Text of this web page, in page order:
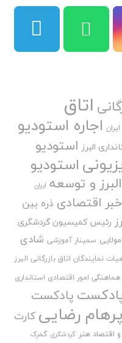
اتاق
اجاره استودیو
البرز استودیو
استودیو
البرز و توسعه ایران
خبر اقتصادی ذره بین
رئیس کمیسیون گردشگری
سمینار آموزشی شادی
نمایندگان اتاق بازرگانی البرز
امور اقتصادی استانداری
پادکست
پرهام رضایی کارت
اقتصاد هنر گردشگری گمرک